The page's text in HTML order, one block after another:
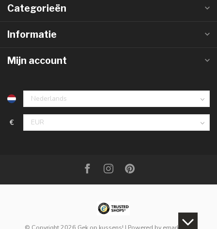
Categorieën
Informatie
Mijn account
€
© Copyright 2026 Gek op kussens! | Powered by emarkable